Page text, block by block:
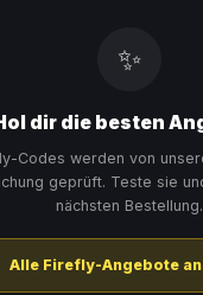
✨
dir die besten
Codes werden von
geprüft. Teste sie
nächsten Bestellung.
Alle Firefly-Angebote